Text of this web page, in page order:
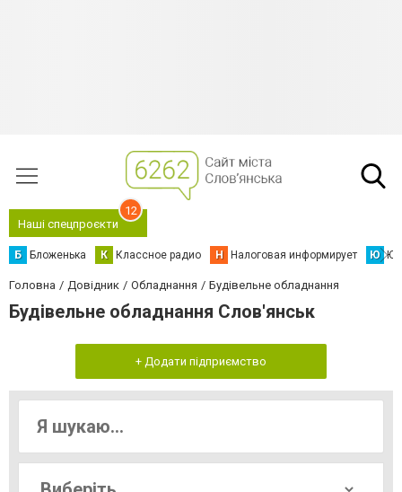
Наші спецпроєкти
12
Б Бложенька К Классное радио Н Налоговая информирует Ю
Головна Довідник Обладнання Будівельне обладнання
Будівельне обладнання Слов'янськ
+ Додати підприємство